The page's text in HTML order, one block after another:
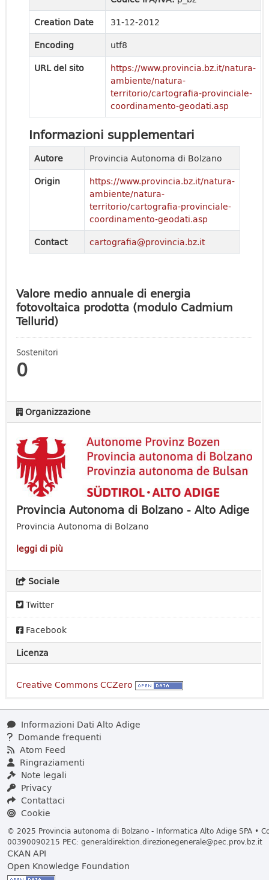
Valore medio annuale di energia
fotovoltaica prodotta (modulo Cadmium
Tellurid)
Sostenitori
0
Organizzazione
Provincia Autonoma di Bolzano - Alto Adige
Provincia Autonoma di Bolzano
leggi di più
Sociale
Twitter
Facebook
Licenza
Creative Commons CCZero
Creation Date
31-12-2012
Encoding
utf8
URL del sito
https://www.provincia.bz.it/natura-
ambiente/natura-
territorio/cartografia-provinciale-
coordinamento-geodati.asp
Informazioni supplementari
Autore
Provincia Autonoma di Bolzano
Origin
https://www.provincia.bz.it/natura-
ambiente/natura-
territorio/cartografia-provinciale-
coordinamento-geodati.asp
Contact
cartografia@provincia.bz.it
Informazioni Dati Alto Adige
Domande frequenti
Atom Feed
Ringraziamenti
Note legali
Privacy
Contattaci
Cookie
© 2025 Provincia autonoma di Bolzano - Informatica Alto Adige SPA •
00390090215 PEC: generaldirektion.direzionegenerale@pec.prov.bz.it
CKAN API
Open Knowledge Foundation